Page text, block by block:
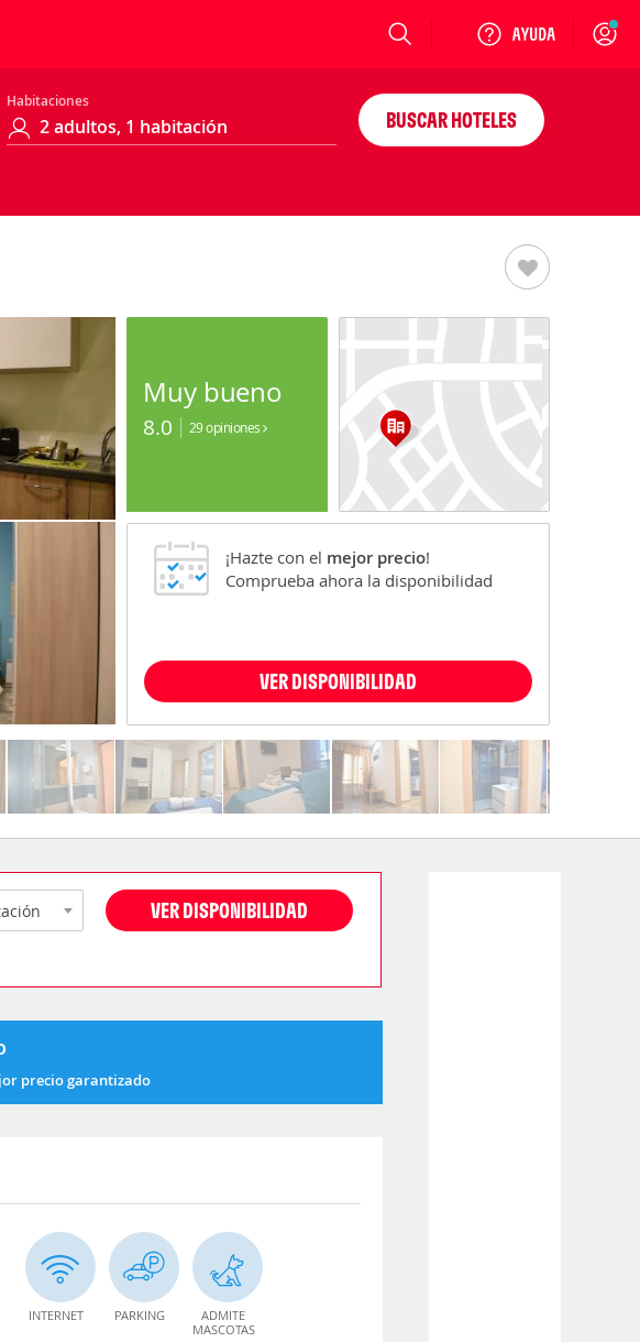
Login
Habitaciones
BUSCAR HOTELES
Muy bueno
8.0 29 opiniones
¡Hazte con el mejor precio!
Comprueba ahora la disponibilidad
VER DISPONIBILIDAD
VER DISPONIBILIDAD
precio garantizado
INTERNET PARKING
ADMITE
MASCOTAS